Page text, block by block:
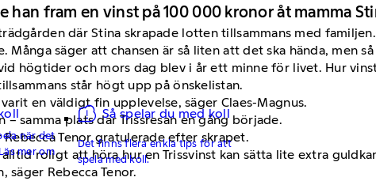
när det
mer om
Så spelar du med koll
Det finns flera enkla tips för att
spela med koll.
han fram en vinst på 100 000 kronor åt mamma
där Stina skrapade lotten tillsammans med
säger att chansen är så liten att det ska hända, men
högtider och mors dag blev i år ett minne för livet. Hur
står högt upp på önskelistan.
en väldigt fin upplevelse, säger Claes-Magnus.
samma plats där Trissresan en gång började.
Rebecca Tenor gratulerade efter skrapet.
roligt att höra hur en Trissvinst kan sätta lite extra
säger Rebecca Tenor.